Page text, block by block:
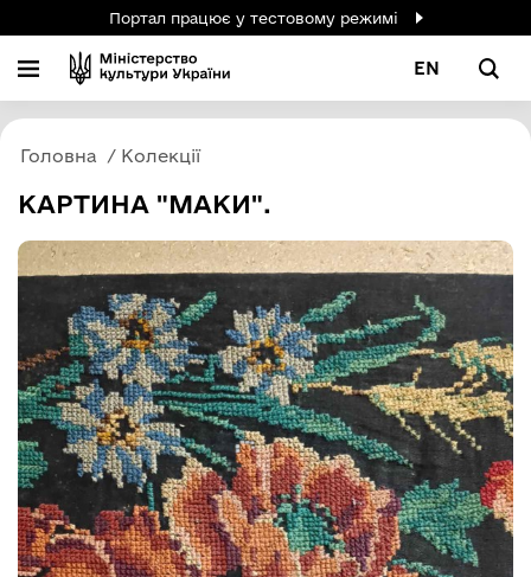
Портал працює у тестовому режимі
EN
Головна Колекції
КАРТИНА "МАКИ".